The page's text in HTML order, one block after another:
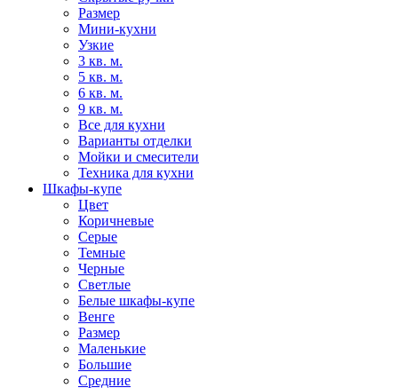
Размер
Мини-кухни
Узкие
3 кв. м.
5 кв. м.
6 кв. м.
9 кв. м.
Все для кухни
Варианты отделки
Мойки и смесители
Техника для кухни
Шкафы-купе
Цвет
Коричневые
Серые
Темные
Черные
Светлые
Белые шкафы-купе
Венге
Размер
Маленькие
Большие
Средние